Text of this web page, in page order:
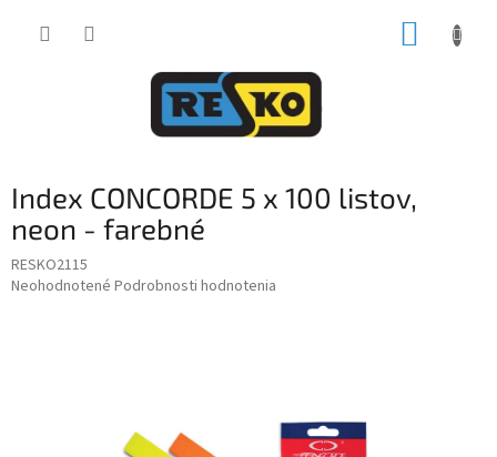
Index CONCORDE 5 x 100 listov,
neon - farebné
RESKO2115
Priemerné
Neohodnotené Podrobnosti hodnotenia